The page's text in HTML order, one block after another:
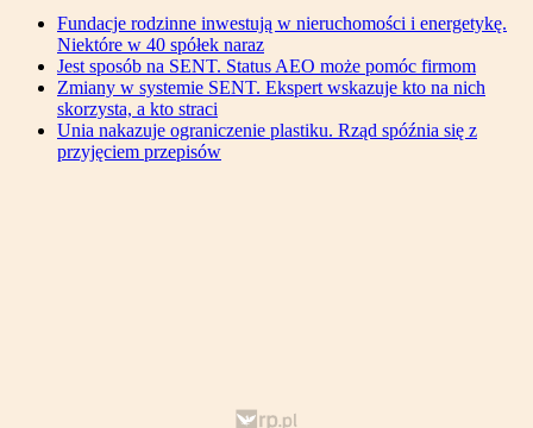
Fundacje rodzinne inwestują w nieruchomości i energetykę.
Niektóre w 40 spółek naraz
Jest sposób na SENT. Status AEO może pomóc firmom
Zmiany w systemie SENT. Ekspert wskazuje kto na nich
skorzysta, a kto straci
Unia nakazuje ograniczenie plastiku. Rząd spóźnia się z
przyjęciem przepisów